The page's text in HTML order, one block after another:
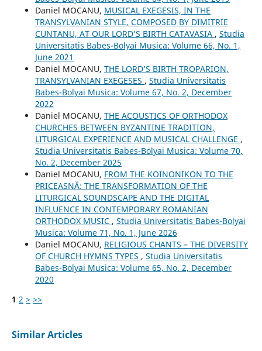
Daniel MOCANU, MUSICAL EXEGESIS, IN THE
TRANSYLVANIAN STYLE, COMPOSED BY DIMITRIE
CUNTANU, AT OUR LORD’S BIRTH CATAVASIA , Studia
Universitatis Babes-Bolyai Musica: Volume 66, No. 1,
June 2021
Daniel MOCANU, THE LORD’S BIRTH TROPARION,
TRANSYLVANIAN EXEGESES , Studia Universitatis
Babes-Bolyai Musica: Volume 67, No. 2, December
2022
Daniel MOCANU, THE ACOUSTICS OF ORTHODOX
CHURCHES BETWEEN BYZANTINE TRADITION,
LITURGICAL EXPERIENCE AND MUSICAL CHALLENGE ,
Studia Universitatis Babes-Bolyai Musica: Volume 70,
No. 2, December 2025
Daniel MOCANU, FROM THE KOINONIKON TO THE
PRICEASNĂ: THE TRANSFORMATION OF THE
LITURGICAL SOUNDSCAPE AND THE DIGITAL
INFLUENCE IN CONTEMPORARY ROMANIAN
ORTHODOX MUSIC , Studia Universitatis Babes-Bolyai
Musica: Volume 71, No. 1, June 2026
Daniel MOCANU, RELIGIOUS CHANTS – THE DIVERSITY
OF CHURCH HYMNS TYPES , Studia Universitatis
Babes-Bolyai Musica: Volume 65, No. 2, December
2020
1 2 > >>
Similar Articles